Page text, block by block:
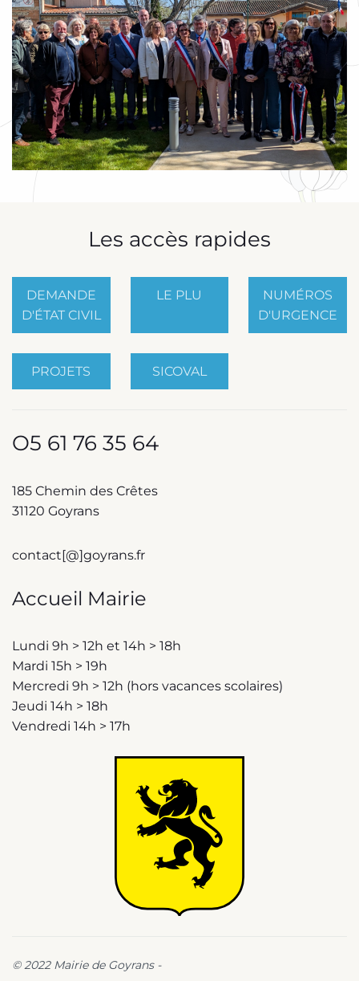
Les accès rapides
DEMANDE
D'ÉTAT CIVIL
LE PLU
NUMÉROS
D'URGENCE
PROJETS SICOVAL
O5 61 76 35 64
185 Chemin des Crêtes
31120 Goyrans
contact[@]goyrans.fr
Accueil Mairie
Lundi 9h > 12h et 14h > 18h
Mardi 15h > 19h
Mercredi 9h > 12h (hors vacances scolaires)
Jeudi 14h > 18h
Vendredi 14h > 17h
© 2022 Mairie de Goyrans -